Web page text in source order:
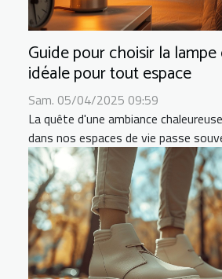
Guide pour choisir la
idéale pour tout espace
Sam. 05/04/2025 09:59
La quête d'une ambiance
dans nos espaces de vie passe